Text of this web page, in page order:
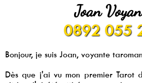
Joan
0892 055
Bonjour, je suis Joan, voyante
Dès que j'ai vu mon premier Tarot